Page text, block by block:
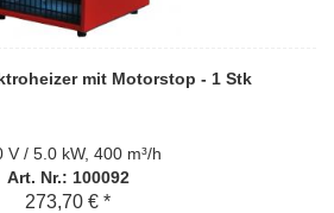
mit Motorstop - 1 Stk
V / 5.0 kW, 400 m³/h
Art. Nr.: 100092
273,70 € *